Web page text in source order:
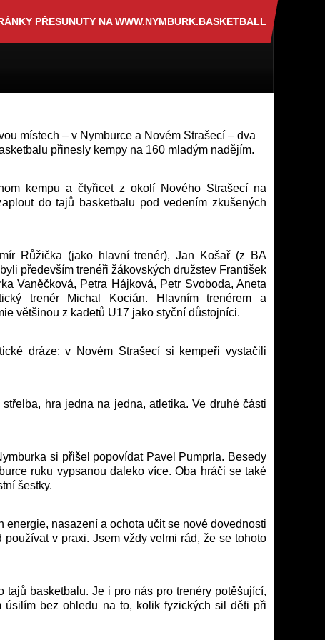
PŘESUNUTY NA WWW.NYMBURK.BASKETBALL
místech – v Nymburce a Novém Strašecí – dva
přinesly kempy na 160 mladým nadějím.
kempu a čtyřicet z okolí Nového Strašecí na
do tajů basketbalu pod vedením zkušených
Růžička (jako hlavní trenér), Jan Košař (z BA
především trenéři žákovských družstev František
Vaněčková, Petra Hájková, Petr Svoboda, Aneta
trenér Michal Kocián. Hlavním trenérem a
většinou z kadetů U17 jako styční důstojníci.
dráze; v Novém Strašecí si kempeři vystačili
hra jedna na jedna, atletika. Ve druhé části
si přišel popovídat Pavel Pumprla. Besedy
ruku vypsanou daleko více. Oba hráči se také
šestky.
nasazení a ochota učit se nové dovednosti
v praxi. Jsem vždy velmi rád, že se tohoto
tajů basketbalu. Je i pro nás pro trenéry potěšující,
bez ohledu na to, kolik fyzických sil děti při